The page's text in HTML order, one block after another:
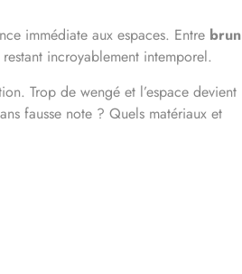
immédiate aux espaces. Entre brun
incroyablement intemporel.
Trop de wengé et l’espace devient
fausse note ? Quels matériaux et